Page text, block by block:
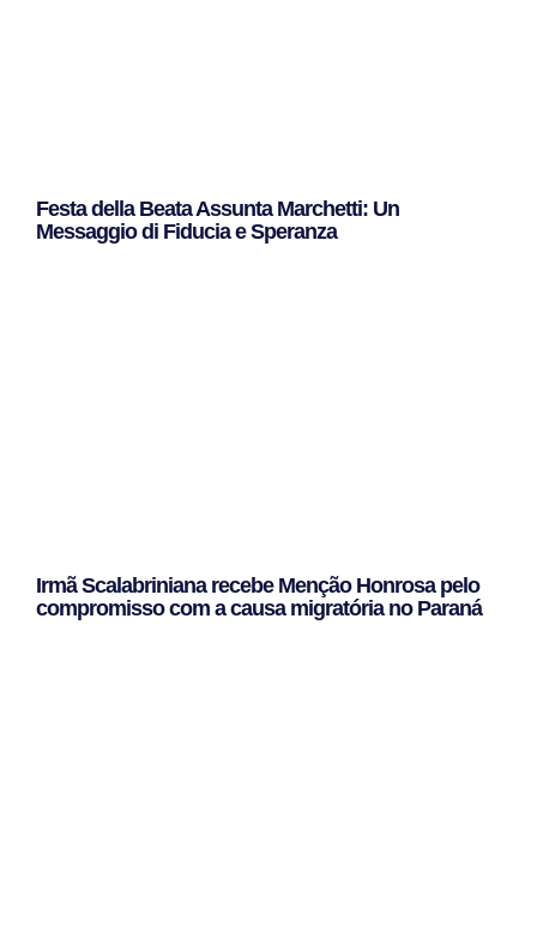
Festa della Beata Assunta Marchetti: Un
Messaggio di Fiducia e Speranza
Irmã Scalabriniana recebe Menção Honrosa pelo
compromisso com a causa migratória no Paraná